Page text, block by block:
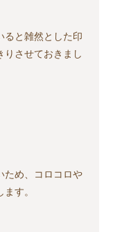
ると雑然とした印
りさせておきまし
ため、コロコロや
す。